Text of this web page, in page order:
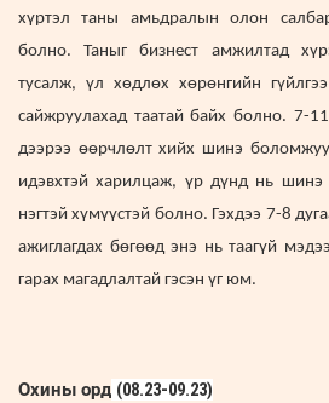
хүртэл таны амьдралын олон
болно. Таныг бизнест амжилтад
тусалж, үл хөдлөх хөрөнгийн
сайжруулахад таатай байх болно. 7-
дээрээ өөрчлөлт хийх шинэ
идэвхтэй харилцаж, үр дүнд нь
нэгтэй хүмүүстэй болно. Гэхдээ 7-8
ажиглагдах бөгөөд энэ нь таагүй
гарах магадлалтай гэсэн үг юм.
Охины орд (08.23-09.23)